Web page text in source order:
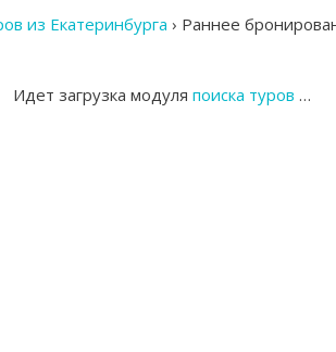
из Екатеринбурга › Раннее
Идет загрузка модуля поиска туров …